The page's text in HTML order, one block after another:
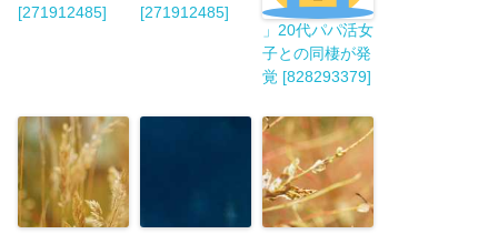
[271912485]
[271912485]
」20代パパ活女
子との同棲が発
覚 [828293379]